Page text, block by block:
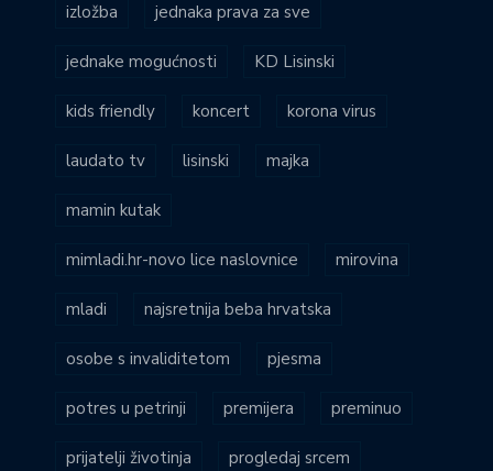
izložba jednaka prava za sve
jednake mogućnosti KD Lisinski
kids friendly koncert korona virus
laudato tv lisinski majka
mamin kutak
mimladi.hr-novo lice naslovnice mirovina
mladi najsretnija beba hrvatska
osobe s invaliditetom pjesma
potres u petrinji premijera preminuo
prijatelji životinja progledaj srcem